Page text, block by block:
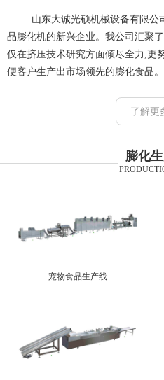
山东大诚光硕机械设备有限公
品膨化机的新兴企业。我公司汇聚
仅在挤压技术研究方面倾尽全力,更
便客户生产出市场领先的膨化食品。
了解更
膨化
宠物食品生产线